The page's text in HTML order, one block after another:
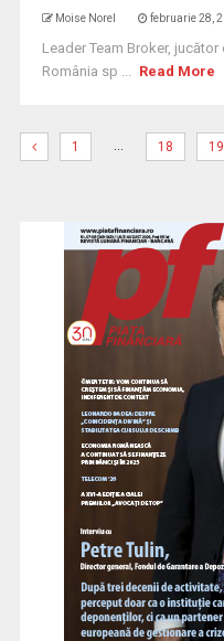
Moise Norel februarie 28,
Leader Team Broker,
România sp ... Read More
1 … 18 19